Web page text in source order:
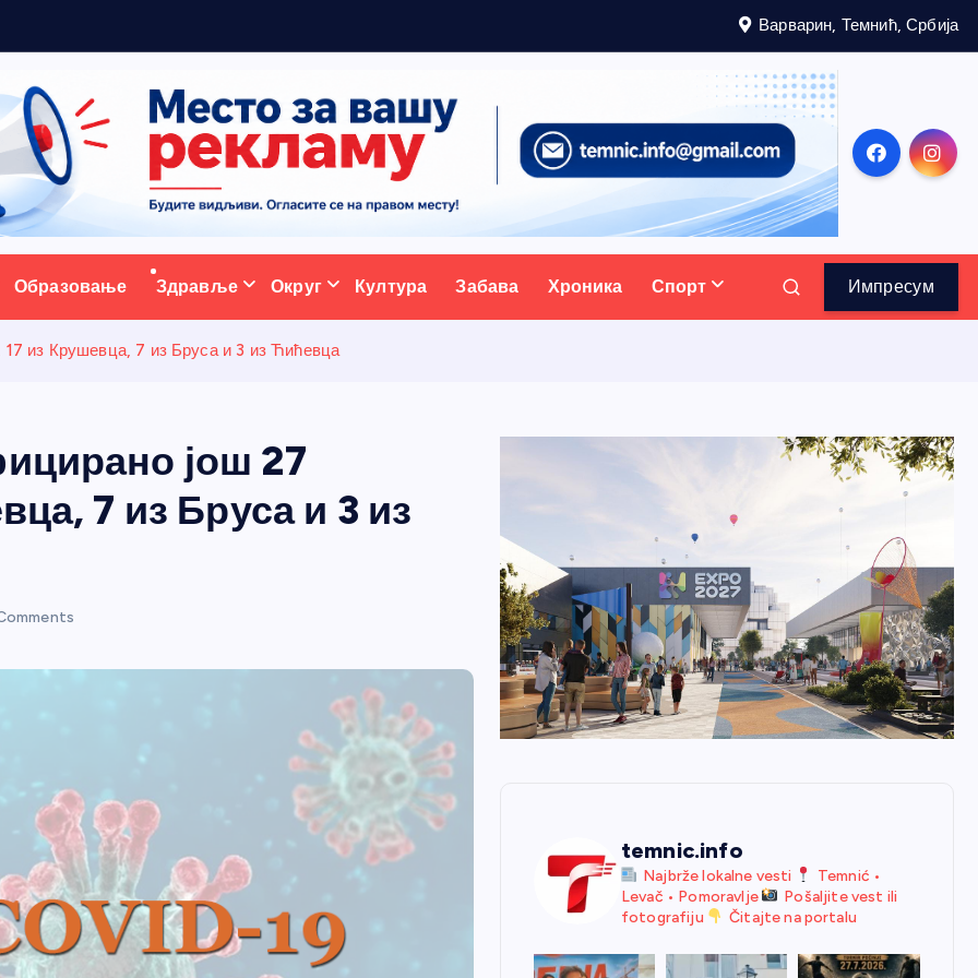
Варварин, Темнић, Србија
портал
Образовање Здравље Округ Култура Забава Хроника Спорт Импресум
17 из Крушевца, 7 из Бруса и 3 из Ћићевца
још 27
7 из Бруса и 3 из
temnic.info
Najbrže lokalne vesti
Temnić •
Levač • Pomoravlje
Pošaljite vest ili
fotografiju
Čitajte na portalu